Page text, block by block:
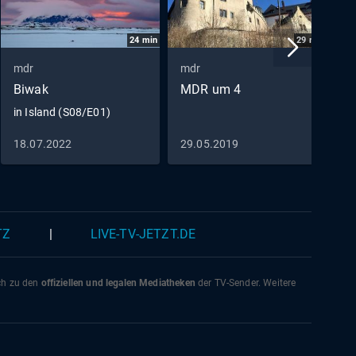
24 min
mdr
Biwak
in Island (S08/E01)
18.07.2022
29min
mdr
MDR um 4
29.05.2019
LIVE-TV-JETZT.DE
zu den offiziellen und legalen Mediatheken der TV-Sender. Weitere